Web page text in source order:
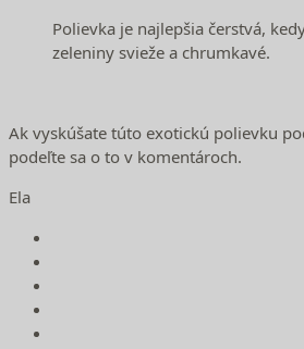
Polievka je najlepšia čerstvá,
zeleniny svieže a chrumkavé.
Ak vyskúšate túto exotickú polievku
podeľte sa o to v komentároch.
Ela